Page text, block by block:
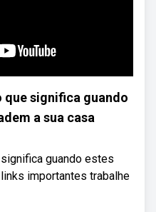
significa guando
a sua casa
guando estes
importantes trabalhe